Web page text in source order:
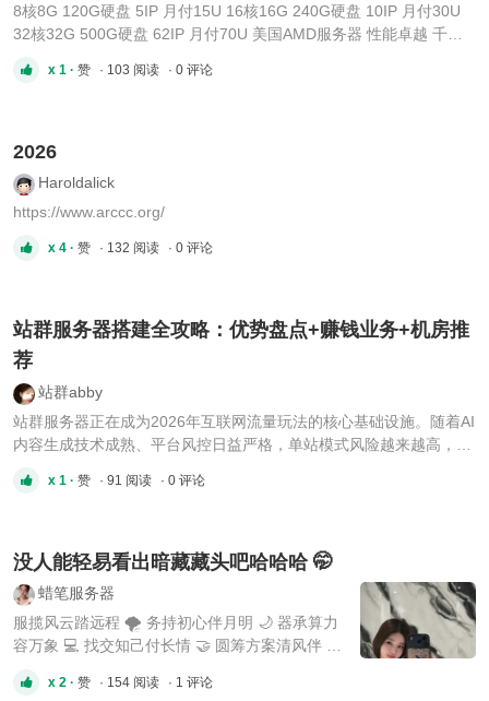
8核8G 120G硬盘 5IP 月付15U 16核16G 240G硬盘 10IP 月付30U
32核32G 500G硬盘 62IP 月付70U 美国AMD服务器 性能卓越 千万
x 1 · 赞 · 103 阅读 · 0 评论
2026
Haroldalick
https://www.arccc.org/
x 4 · 赞 · 132 阅读 · 0 评论
站群服务器搭建全攻略：优势盘点+赚钱业务+机房推
荐
站群abby
站群服务器正在成为2026年互联网流量玩法的核心基础设施。随着AI
内容生成技术成熟、平台风控日益严格，单站模式风险越来越高，多
多IP多C段，告别“连坐降权”。 搜索引擎以C段IP判定网站关联性——
x 1 · 赞 · 91 阅读 · 0 评论
没人能轻易看出暗藏藏头吧哈哈哈 🤭
蜡笔服务器
服揽风云踏远程 🌪 务持初心伴月明 🌙 器承算力
容万象 💻 找交知己付长情 🤝 圆筹方案清风伴 🍃
我部署！🚀TG： https://t.me/lookatmesealook
x 2 · 赞 · 154 阅读 · 1 评论